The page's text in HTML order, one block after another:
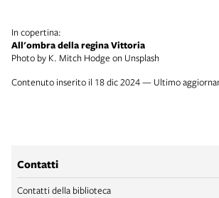
In copertina:
All'ombra della regina Vittoria
Photo by K. Mitch Hodge on Unsplash
Contenuto inserito il 18 dic 2024 — Ultimo
Contatti
Contatti della biblioteca